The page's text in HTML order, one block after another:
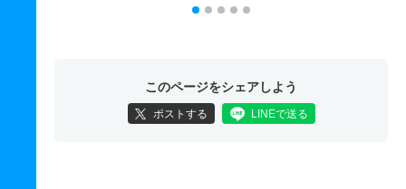
このページをシェアしよう
ポストする LINEで送る